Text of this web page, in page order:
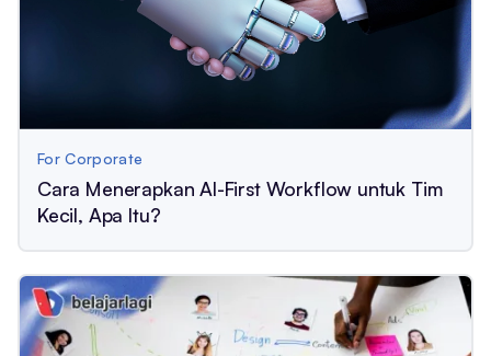
For Corporate
Cara Menerapkan AI-First Workflow untuk Tim
Kecil, Apa Itu?